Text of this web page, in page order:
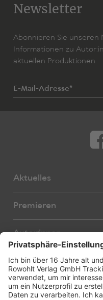
Newsletter
Abonnieren Sie
Informationen zu
aktuellen Produktionen.
E-Mail-Adresse*
Aktuelles
Premieren
Autor:innen
Übersetzer:innen
Bearbeiter:innen
Stücke
Neue Stücke
E-Books
Foreign Rights